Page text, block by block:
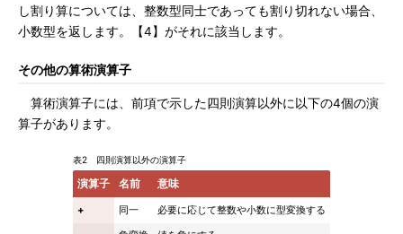
し割り算については、整数型同士であっても割り切れない場合、
小数型を返します。【4】がそれに該当します。
その他の算術演算子
算術演算子には、前項で示した四則演算以外に以下の4個の演
算子があります。
表2 四則演算以外の演算子
演算子 名前 意味
+ 同一
必要に応じて整数や小数に型変換する